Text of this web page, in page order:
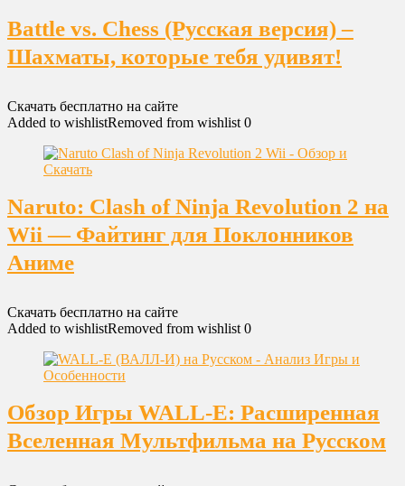
Battle vs. Chess (Русская версия) –
Шахматы, которые тебя удивят!
Скачать бесплатно на сайте
Added to wishlistRemoved from wishlist 0
Naruto: Clash of Ninja Revolution 2 на
Wii — Файтинг для Поклонников
Аниме
Скачать бесплатно на сайте
Added to wishlistRemoved from wishlist 0
Обзор Игры WALL-E: Расширенная
Вселенная Мультфильма на Русском